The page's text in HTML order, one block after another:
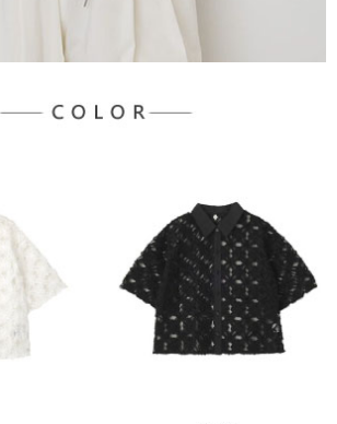
帳號或使用他人資訊註冊。若發現惡意使用之情形，
將有權停止該用戶之使用額度並採取法律行動。